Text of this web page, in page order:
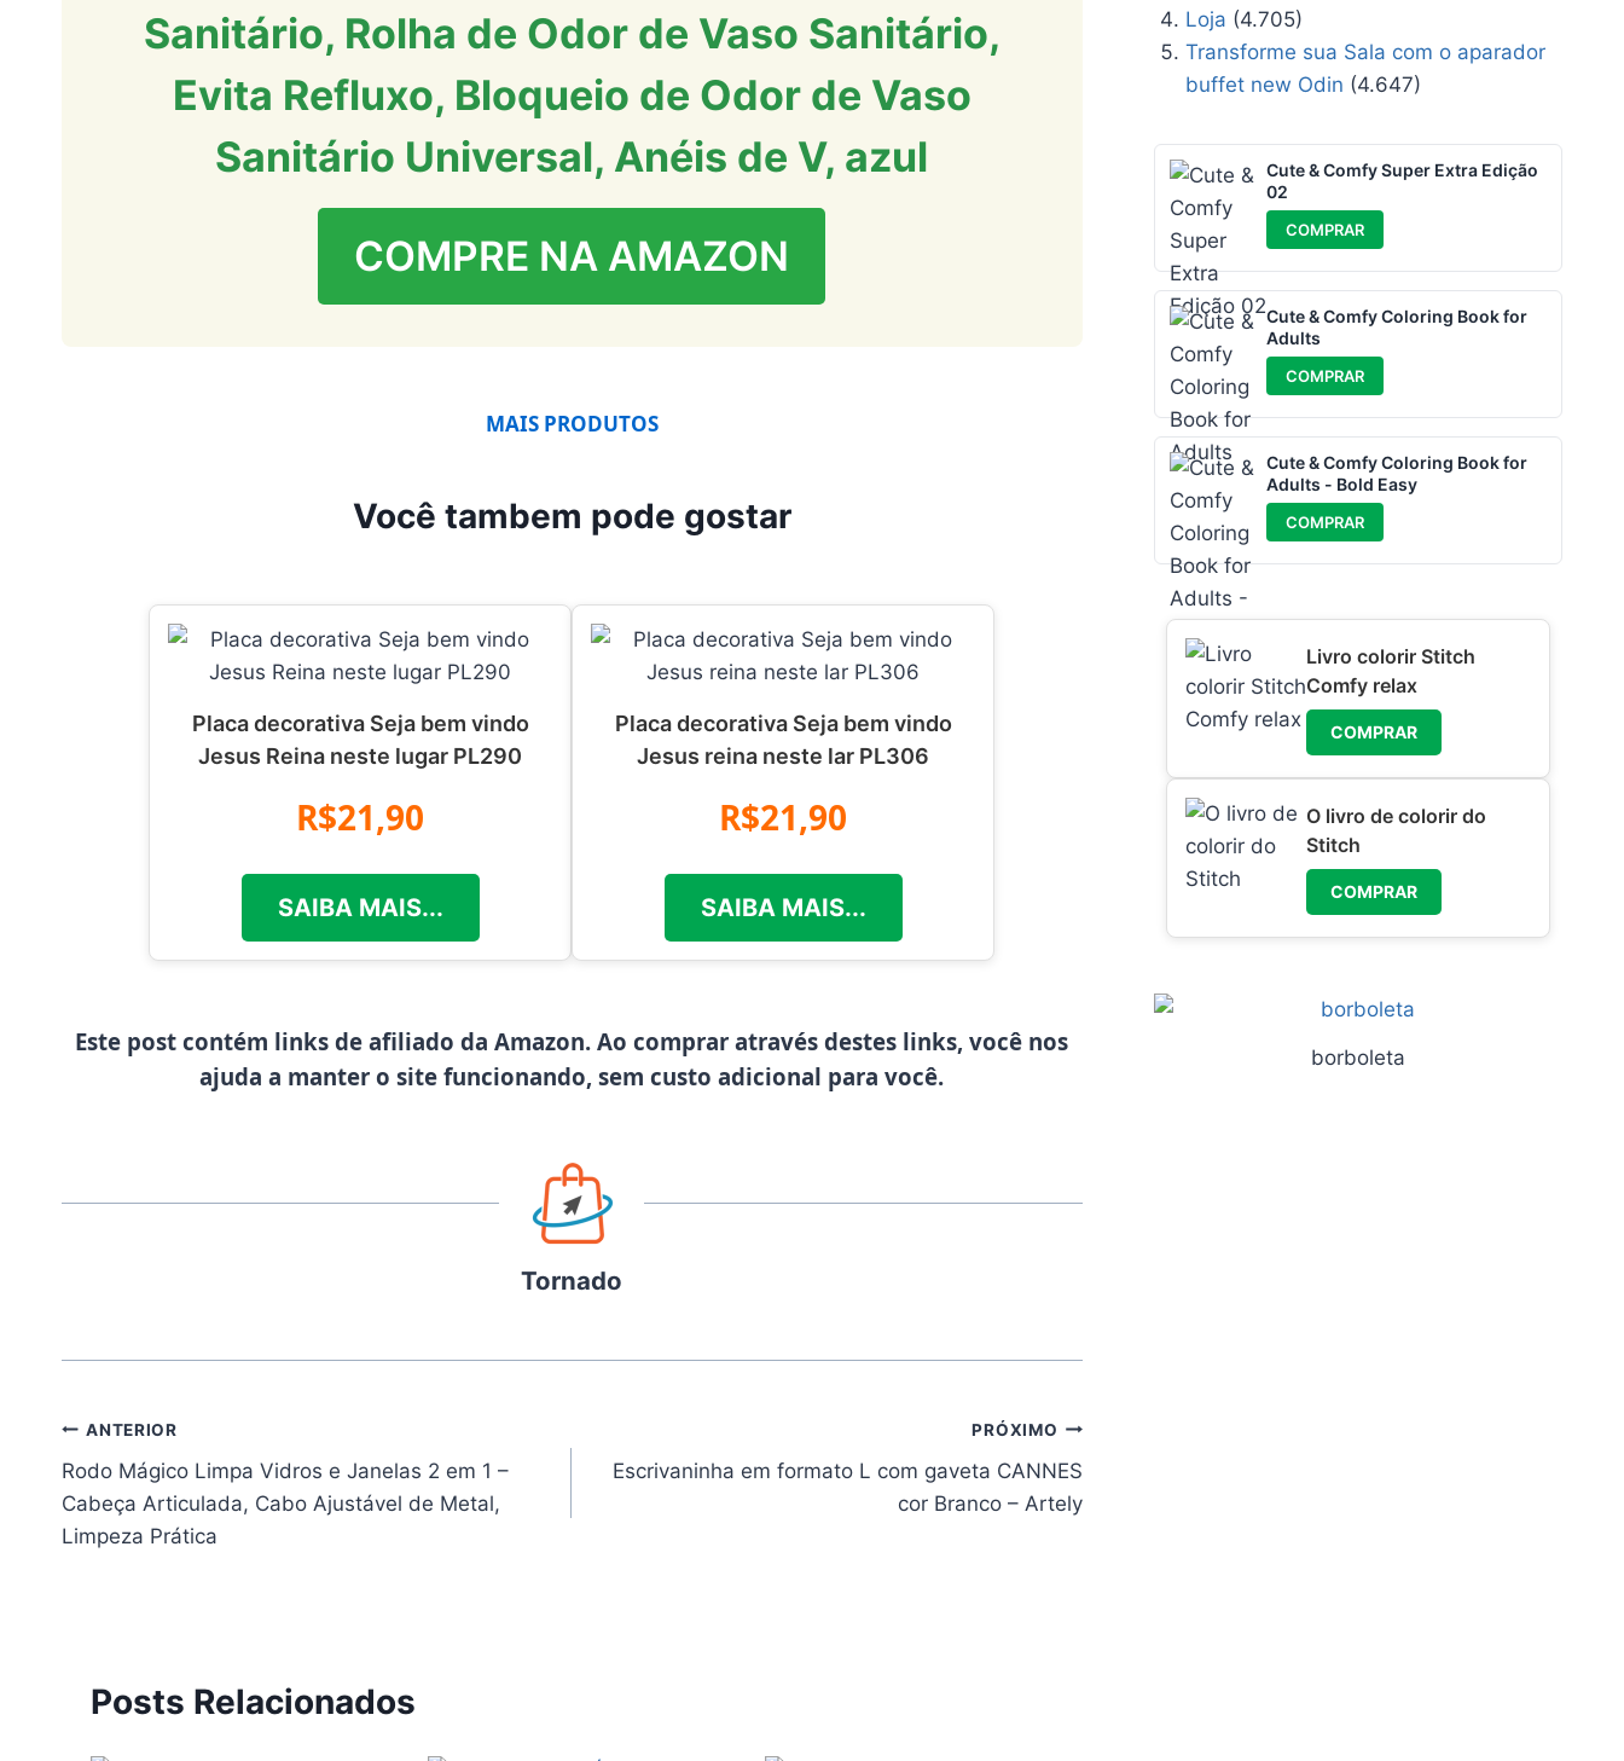
Sanitário, Rolha de Odor de Vaso Sanitário,
Evita Refluxo, Bloqueio de Odor de Vaso
Sanitário Universal, Anéis de V, azul
COMPRE NA AMAZON
MAIS PRODUTOS
Você tambem pode gostar
Placa decorativa Seja bem vindo
Jesus Reina neste lugar PL290
R$21,90
SAIBA MAIS...
Placa decorativa Seja bem vindo
Jesus reina neste lar PL306
R$21,90
SAIBA MAIS...
Este post contém links de afiliado da Amazon. Ao comprar através destes links, você nos
ajuda a manter o site funcionando, sem custo adicional para você.
Tornado
Navegação
de
Post
ANTERIOR
Rodo Mágico Limpa Vidros e Janelas 2 em 1 –
Cabeça Articulada, Cabo Ajustável de Metal,
Limpeza Prática
PRÓXIMO
Escrivaninha em formato L com gaveta CANNES
cor Branco – Artely
Posts Relacionados
Loja (4.705)
Transforme sua Sala com o aparador
buffet new Odin (4.647)
Cute & Comfy Super Extra Edição
02
COMPRAR
Cute & Comfy Coloring Book for
Adults
COMPRAR
Cute & Comfy Coloring Book for
Adults - Bold Easy
COMPRAR
Livro colorir Stitch
Comfy relax
COMPRAR
O livro de colorir do
Stitch
COMPRAR
borboleta